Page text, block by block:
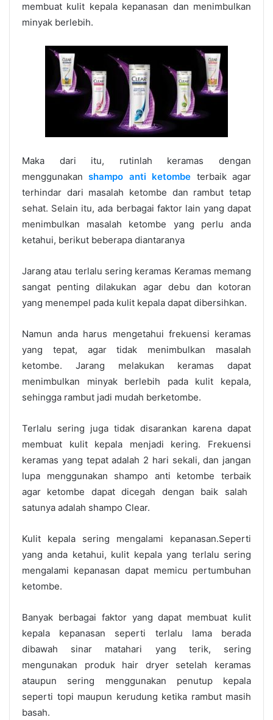
membuat kulit kepala kepanasan dan menimbulkan
minyak berlebih.
Maka dari itu, rutinlah keramas dengan
menggunakanshampo anti ketombe terbaikagar
terhindar dari masalah ketombe dan rambut tetap
sehat. Selain itu, ada berbagai faktor lain yang dapat
menimbulkan masalah ketombe yang perlu anda
ketahui, berikut beberapa diantaranya
Jarang atau terlalu sering keramas Keramas memang
sangat penting dilakukan agar debu dan kotoran
yang menempel pada kulit kepala dapat dibersihkan.
Namun anda harus mengetahui frekuensi keramas
yang tepat, agar tidak menimbulkan masalah
ketombe. Jarang melakukan keramas dapat
menimbulkan minyak berlebih pada kulit kepala,
sehingga rambut jadi mudah berketombe.
Terlalu sering juga tidak disarankan karena dapat
membuat kulit kepala menjadi kering. Frekuensi
keramas yang tepat adalah 2 hari sekali, dan jangan
lupa menggunakan shampo anti ketombe terbaik
agar ketombe dapat dicegah dengan baik salah
satunya adalah shampo Clear.
Kulit kepala sering mengalami kepanasan.Seperti
yang anda ketahui, kulit kepala yang terlalu sering
mengalami kepanasan dapat memicu pertumbuhan
ketombe.
Banyak berbagai faktor yang dapat membuat kulit
kepala kepanasan seperti terlalu lama berada
dibawah sinar matahari yang terik, sering
mengunakan produk hair dryer setelah keramas
ataupun sering menggunakan penutup kepala
seperti topi maupun kerudung ketika rambut masih
basah.